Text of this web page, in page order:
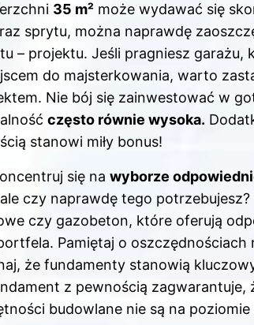
35 m² może wydawać się
sprytu, można naprawdę
– projektu. Jeśli pragniesz
do majsterkowania, warto
Nie bój się zainwestować w
często równie wysoka.
stanowi miły bonus!
się na wyborze
czy naprawdę tego
czy gazobeton, które oferują
Pamiętaj o oszczędnościach
że fundamenty stanowią
z pewnością
budowlane nie są na